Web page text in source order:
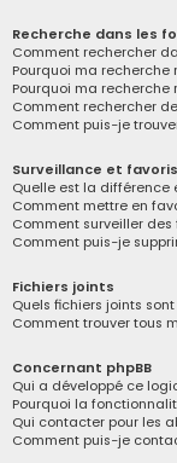
Recherche dans les
Comment rechercher
Pourquoi ma recherche
Pourquoi ma
Comment rechercher
Comment puis-je
Surveillance et favoris
Quelle est la différence
Comment mettre en
Comment surveiller des
Comment puis-je
Fichiers joints
Quels fichiers joints
Comment trouver tous
Concernant phpBB
Qui a développé ce
Pourquoi la
Qui contacter pour les
Comment puis-je